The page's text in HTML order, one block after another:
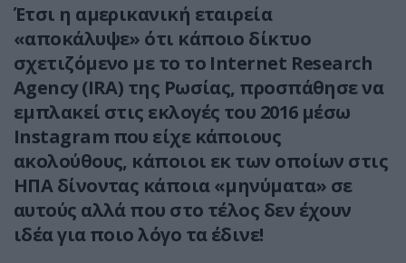
Έτσι η αμερικανική εταιρεία
«αποκάλυψε» ότι κάποιο δίκτυο
σχετιζόμενο με το το Internet Research
Agency (IRA) της Ρωσίας, προσπάθησε να
εμπλακεί στις εκλογές του 2016 μέσω
Instagram που είχε κάποιους
ακολούθους, κάποιοι εκ των οποίων στις
ΗΠΑ δίνοντας κάποια «μηνύματα» σε
αυτούς αλλά που στο τέλος δεν έχουν
ιδέα για ποιο λόγο τα έδινε!